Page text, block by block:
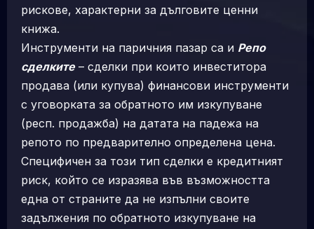
рискове, характерни за дълговите ценни
книжа.
Инструменти на паричния пазар са и Репо
сделките– сделки при които инвеститора
продава (или купува) финансови инструменти
с уговорката за обратното им изкупуване
(респ. продажба) на датата на падежа на
репото по предварително определена цена.
Специфичен за този тип сделки е кредитният
риск, който се изразява във възможността
една от страните да не изпълни своите
задължения по обратното изкупуване на